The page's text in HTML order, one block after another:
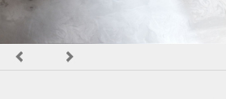
OBĽUBENÍ AUTORI